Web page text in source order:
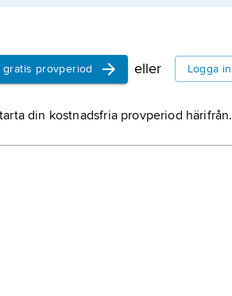
gratis provperiod eller Logga in
din kostnadsfria provperiod härifrån.